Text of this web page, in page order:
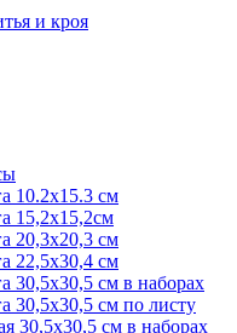
и кроя
10.2х15.3 см
15,2х15,2см
20,3х20,3 см
22,5х30,4 см
30,5х30,5 см в наборах
30,5х30,5 см по листу
30,5х30,5 см в наборах